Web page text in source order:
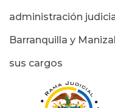
administración
Barranquilla y
sus cargos